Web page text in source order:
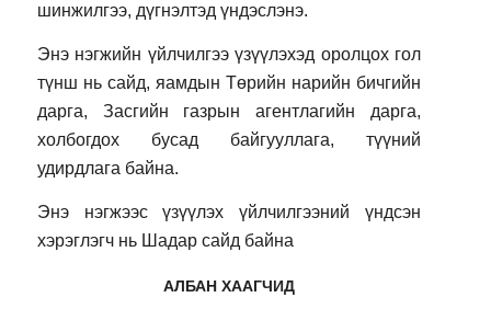
шинжилгээ, дүгнэлтэд үндэслэнэ.
Энэ нэгжийн үйлчилгээ үзүүлэхэд оролцох гол
түнш нь сайд, яамдын Төрийн нарийн бичгийн
дарга, Засгийн газрын агентлагийн дарга,
холбогдох бусад байгууллага, түүний
удирдлага байна.
Энэ нэгжээс үзүүлэх үйлчилгээний үндсэн
хэрэглэгч нь Шадар сайд байна
АЛБАН ХААГЧИД